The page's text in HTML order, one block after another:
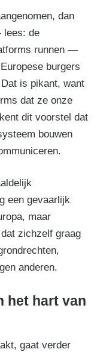
dan
lees: de
runnen —
burgers
is pikant, want
dat ze onze
dit voorstel dat
bouwen
een gevaarlijk
maar
zichzelf graag
anderen.
het hart van
gaat verder